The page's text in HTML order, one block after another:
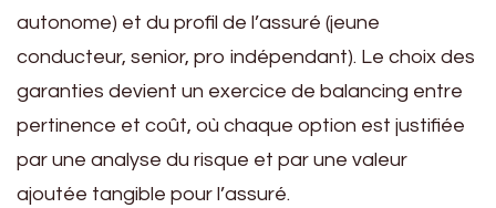
autonome) et du profil de l’assuré (jeune
conducteur, senior, pro indépendant). Le choix des
garanties devient un exercice de balancing entre
pertinence et coût, où chaque option est justifiée
par une analyse du risque et par une valeur
ajoutée tangible pour l’assuré.